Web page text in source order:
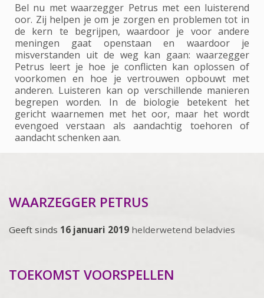
Bel nu met waarzegger Petrus met een luisterend
oor. Zij helpen je om je zorgen en problemen tot in
de kern te begrijpen, waardoor je voor andere
meningen gaat openstaan en waardoor je
misverstanden uit de weg kan gaan: waarzegger
Petrus leert je hoe je conflicten kan oplossen of
voorkomen en hoe je vertrouwen opbouwt met
anderen. Luisteren kan op verschillende manieren
begrepen worden. In de biologie betekent het
gericht waarnemen met het oor, maar het wordt
evengoed verstaan als aandachtig toehoren of
aandacht schenken aan.
WAARZEGGER PETRUS
Geeft sinds 16 januari 2019 helderwetend beladvies
TOEKOMST VOORSPELLEN